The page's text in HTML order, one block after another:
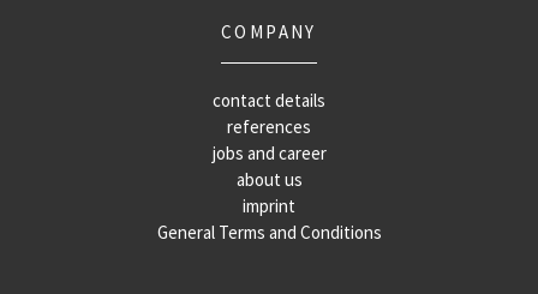
COMPANY
contact details
references
jobs and career
about us
imprint
General Terms and Conditions